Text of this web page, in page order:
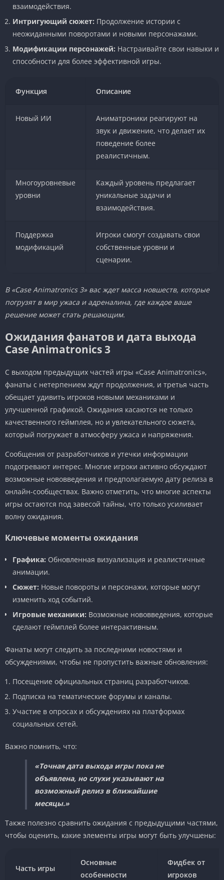
взаимодействия.
Интригующий сюжет: Продолжение истории с
неожиданными поворотами и новыми персонажами.
Модификации персонажей: Настраивайте свои навыки и
способности для более эффективной игры.
Функция Описание
Новый ИИ
Аниматроники реагируют на
звук и движение, что делает их
поведение более
реалистичным.
Многоуровневые
уровни
Каждый уровень предлагает
уникальные задачи и
взаимодействия.
Поддержка
модификаций
Игроки смогут создавать свои
собственные уровни и
сценарии.
В «Case Animatronics 3» вас ждет масса новшеств, которые
погрузят в мир ужаса и адреналина, где каждое ваше
решение может стать решающим.
Ожидания фанатов и дата выхода
Case Animatronics 3
С выходом предыдущих частей игры «Case Animatronics»,
фанаты с нетерпением ждут продолжения, и третья часть
обещает удивить игроков новыми механиками и
улучшенной графикой. Ожидания касаются не только
качественного геймплея, но и увлекательного сюжета,
который погружает в атмосферу ужаса и напряжения.
Сообщения от разработчиков и утечки информации
подогревают интерес. Многие игроки активно обсуждают
возможные нововведения и предполагаемую дату релиза в
онлайн-сообществах. Важно отметить, что многие аспекты
игры остаются под завесой тайны, что только усиливает
волну ожидания.
Ключевые моменты ожидания
Графика: Обновленная визуализация и реалистичные
анимации.
Сюжет: Новые повороты и персонажи, которые могут
изменить ход событий.
Игровые механики: Возможные нововведения, которые
сделают геймплей более интерактивным.
Фанаты могут следить за последними новостями и
обсуждениями, чтобы не пропустить важные обновления:
Посещение официальных страниц разработчиков.
Подписка на тематические форумы и каналы.
Участие в опросах и обсуждениях на платформах
социальных сетей.
Важно помнить, что:
«Точная дата выхода игры пока не
объявлена, но слухи указывают на
возможный релиз в ближайшие
месяцы.»
Также полезно сравнить ожидания с предыдущими частями,
чтобы оценить, какие элементы игры могут быть улучшены:
Часть игры
Основные
особенности
Фидбек от
игроков